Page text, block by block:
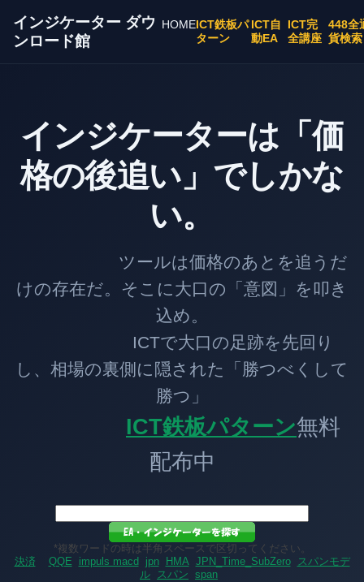
インジケーター ダウ
ンロード館
HOMEICT鉄板パ
ターン
ICT自
動EA
ICT完
全講座
448全
貨検索
インジケーターは「価
格の後追い」でしかな
い。
ツールは価格のあとを追うだ
けの存在だ。そこに大口の「意図」を叩き
込め。
ICTで大口の足跡を先回り
し、相場の裏側に隠された「勝つべくして
勝つ」
ICT鉄板パターン無料
配布中
*複数ワードの時は半角スペースで区切ってください。
決済
QQE impuls macd jpn HMA JPN_Time_SubZero
スパンモデ
ル スパン span